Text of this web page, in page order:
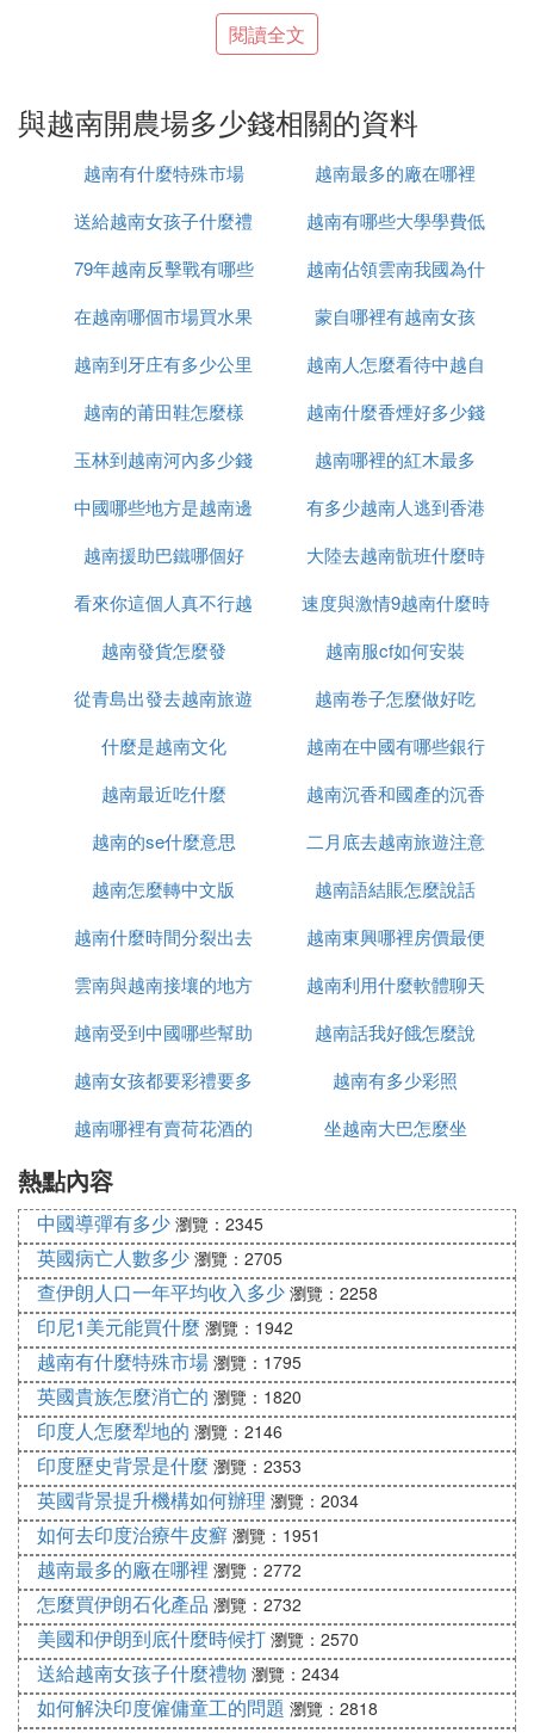
因為越南立法保護野生老虎的開始時間晚、立法執法
力度不強，另外還存在著“圈養老虎合法”這樣的空子
品的習慣，還會將這些商品賣往他國，牟取利益。我
國也出現過有人非法收購虎皮虎骨虎牙最後獲刑的案
例，追查這些老虎製品的來源，十之八九都是越南。
條相當廣泛且龐大的產業鏈。
目前，這兩名村民已因涉嫌非法飼養野生動物被捕。
鍥鐢熸椿鐨勫湴鏂瑰煎緱鎺ㄨ崘錛
瓚婂崡鍐滄潙鏈夎稿氬彲浠ヤ綋楠岀敯鍥鐢熸椿鐨勫
湴鏂瑰煎緱鎺ㄨ崘銆備互涓嬫槸鍏朵腑鍑犱釜鍊煎緱
1. 娌沖唴鍛ㄨ竟鐨勪埂鏉戱細娌沖唴鏄瓚婂崡鐨勯栭
兘錛屼絾鍛ㄨ竟鍦板尯浠嶇劧淇濈暀鐫璁稿氫紶緇熺
鍏閲岀殑鍙ゅ煄浼氬畨錛圚oi An錛夊懆杈瑰湴鍖猴
紝鏈夎稿氬彜鑰佺殑鏉戝簞鍜屽啘鐢幫紝娓稿㈠彲浠
ュ弬瑙傚綋鍦扮殑鍐滃朵箰錛屼綋楠屽啘鑰曟椿鍔錛
屽搧灝濇柊椴滅殑鍐滀駭鍝併
珮鍘熷湴鍖烘湁璁稿氱編涓界殑涔℃潙鏅瑙傦紝濡傚
ぇ鍙伙紙Dalat錛夊拰鈃╁垏錛圥han Thiet錛夈傝繖
ュ弬涓庣嶆嶈敩鑿溿佹按鏋滄垨鍏繪畺鍔ㄧ墿鐨勬椿
鍔錛屼翰韜浣撻獙鍐滄皯鐨勭敓媧匯
3. 婀勫叕娌蟲祦鍩熺殑涔℃潙錛氳秺鍗楀崡閮ㄧ殑
婀勫叕娌蟲祦鍩熸槸涓涓鍐滀笟鍙戣揪鐨勫湴鍖猴紝
紝婀勫叕娌崇晹鐨勮儭蹇楁槑甯傚懆杈瑰湴鍖烘湁璁
稿氬啘鐢板拰娓旀潙錛屾父瀹㈠彲浠ュ弬瑙傚綋鍦扮
ヤ箻鑸規父瑙堟箘鍏娌籌紝嬈ｈ祻緹庝附鐨勮嚜鐒墮
庡厜銆
4. 鍖楅儴灞卞尯鐨勪埂鏉戱細瓚婂崡鍖楅儴灞卞尯鏈
夎稿氱編涓界殑涔℃潙鏅瑙傦紝濡傛矙鍧濓紙Sapa
錛夊拰鑰佽楋紙Lao Cai錛夈傝繖浜涘湴鏂規湁璁稿
氭鐢板拰鑼跺洯錛屾父瀹㈠彲浠ュ緬姝ョ┛瓚婂北鍖
猴紝嬈ｈ祻澹涓界殑鑷鐒墮庡厜錛岃繕鍙浠ュ弬瑙傚
綋鍦扮殑鍐滃朵箰錛屼綋楠屽啘鑰曟椿鍔ㄣ
鎬葷殑鏉ヨ達紝瓚婂崡鍐滄潙鏈夎稿氬彲浠ヤ綋楠岀
敯鍥鐢熸椿鐨勫湴鏂癸紝鏃犺烘槸鍦ㄦ渤鍐呭懆杈圭
殑涔℃潙銆佷腑閮ㄩ珮鍘熷湴鍖虹殑涔℃潙銆佹箘
鍏娌蟲祦鍩熺殑涔℃潙榪樻槸鍖楅儴灞卞尯鐨勪埂鏉
戱紝閮借兘鎵懼埌閫傚悎鑷宸辯殑浣撻獙欏圭洰銆傝
繖浜涘湴鏂逛笉浠呭彲浠ヨ╂父瀹浜茶韓鎰熷彈鍐滄
皯鐨勭敓媧伙紝榪樿兘嬈ｈ祻鍒拌秺鍗楃編涓界殑鑷
鐒墮庡厜銆
Ⅳ 為什麼福建省福清市設有越南華僑農場
全國84個華僑農場中，有41個系五六十年代為安置馬
來西亞、越南、印尼、緬甸、印度等國8萬多歸難僑
而設立的，有43個系七十年代末為安置越南難僑而設
立
閱讀全文
與越南開農場多少錢相關的資料
越南有什麼特殊市場
越南最多的廠在哪裡
送給越南女孩子什麼禮
物
越南有哪些大學學費低
79年越南反擊戰有哪些
人
越南佔領雲南我國為什
麼未先進攻
在越南哪個市場買水果
最便宜
蒙自哪裡有越南女孩
越南到牙庄有多少公里
越南人怎麼看待中越自
衛戰
越南的莆田鞋怎麼樣
越南什麼香煙好多少錢
玉林到越南河內多少錢
越南哪裡的紅木最多
中國哪些地方是越南邊
境
有多少越南人逃到香港
越南援助巴鐵哪個好
大陸去越南骯班什麼時
候能正常
看來你這個人真不行越
南語怎麼說
速度與激情9越南什麼時
候上映
越南發貨怎麼發
越南服cf如何安裝
從青島出發去越南旅遊
怎麼辦
越南卷子怎麼做好吃
什麼是越南文化
越南在中國有哪些銀行
越南最近吃什麼
越南沉香和國產的沉香
什麼區別
越南的se什麼意思
二月底去越南旅遊注意
什麼
越南怎麼轉中文版
越南語結賬怎麼說話
越南什麼時間分裂出去
的
越南東興哪裡房價最便
宜
雲南與越南接壤的地方
有哪些
越南利用什麼軟體聊天
越南受到中國哪些幫助
越南話我好餓怎麼說
越南女孩都要彩禮要多
少錢
越南有多少彩照
越南哪裡有賣荷花酒的
坐越南大巴怎麼坐
熱點內容
中國導彈有多少 瀏覽：2345
英國病亡人數多少 瀏覽：2705
查伊朗人口一年平均收入多少 瀏覽：2258
印尼1美元能買什麼 瀏覽：1942
越南有什麼特殊市場 瀏覽：1795
英國貴族怎麼消亡的 瀏覽：1820
印度人怎麼犁地的 瀏覽：2146
印度歷史背景是什麼 瀏覽：2353
英國背景提升機構如何辦理 瀏覽：2034
如何去印度治療牛皮癬 瀏覽：1951
越南最多的廠在哪裡 瀏覽：2772
怎麼買伊朗石化產品 瀏覽：2732
美國和伊朗到底什麼時候打 瀏覽：2570
送給越南女孩子什麼禮物 瀏覽：2434
如何解決印度僱傭童工的問題 瀏覽：2818